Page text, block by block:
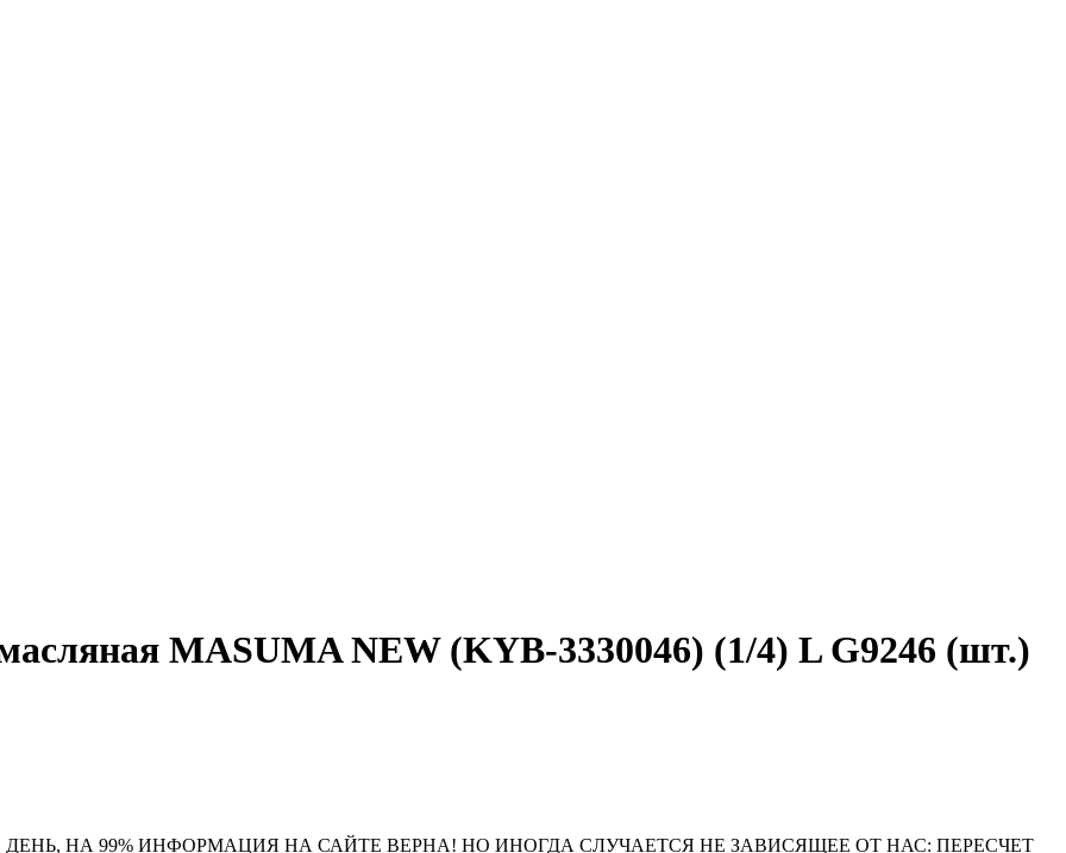
MASUMA NEW (KYB-3330046) (1/4) L G9246 (шт.)
НА 99% ИНФОРМАЦИЯ НА САЙТЕ ВЕРНА! НО ИНОГДА СЛУЧАЕТСЯ НЕ ЗАВИСЯЩЕЕ ОТ НАС: ПЕРЕСЧЕТ